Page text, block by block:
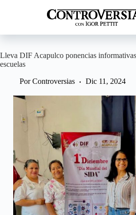
Lleva DIF Acapulco ponencias
escuelas
Por Controversias Dic 11, 2024